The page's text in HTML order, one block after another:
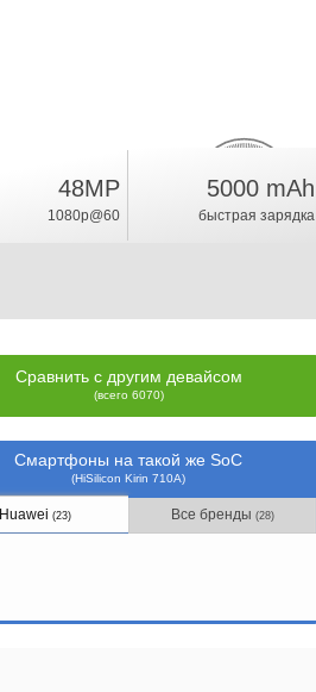
6.4%
рейтинг
48MP
1080p@60
5000 mAh
быстрая зарядка
Сравнить с другим девайсом
(всего 6070)
Смартфоны на такой же SoC
(HiSilicon Kirin 710A)
Huawei (23) Все бренды (28)